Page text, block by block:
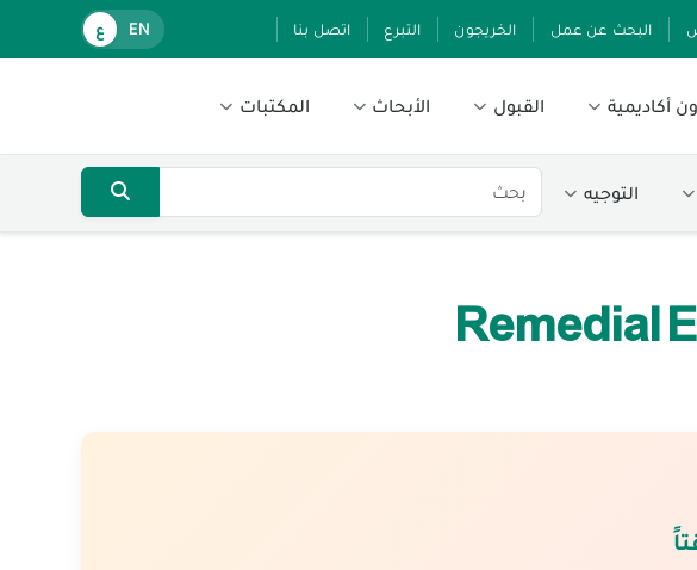
البحث عن عمل الخريجون التبرع اتصل بنا EN ع
أكاديمية القبول الأبحاث المكتبات
التوجيه
Remedial